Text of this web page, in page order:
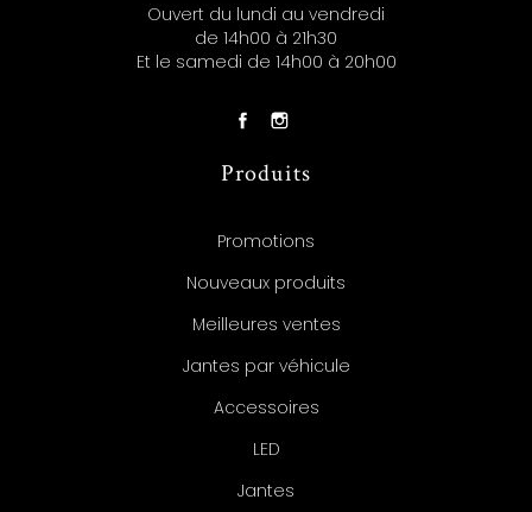
Ouvert du lundi au vendredi
de 14h00 à 21h30
Et le samedi de 14h00 à 20h00
Produits
Promotions
Nouveaux produits
Meilleures ventes
Jantes par véhicule
Accessoires
LED
Jantes